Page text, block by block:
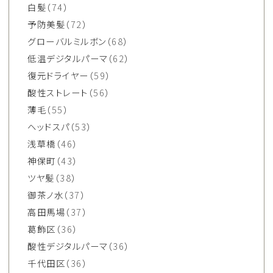
白髪（74）
予防美髪（72）
グローバルミルボン （68）
低温デジタルパーマ （62）
復元ドライヤー （59）
酸性ストレート （56）
薄毛（55）
ヘッドスパ（53）
浅草橋 （46）
神保町 （43）
ツヤ髪 （38）
御茶ノ水（37）
高田馬場（37）
葛飾区 （36）
酸性デジタルパーマ （36）
千代田区（36）